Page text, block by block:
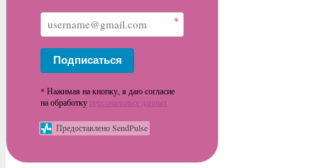
*
Подписаться
* Нажимая на кнопку, я даю согласие
на обработку персональных данных
Предоставлено SendPulse